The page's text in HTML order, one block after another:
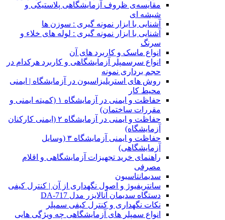
مقایسه‌ی ظروف آزمایشگاهی پلاستیکی و
شیشه ای
آشنایی با ابزار نمونه گیری : سوزن ها
آشنایی با ابزار نمونه گیری : لوله های خلاء و
سرنگ
انواع ماسک و کاربرد های آن
انواع سرسمپلر آزمایشگاهی و کاربرد هرکدام در
حجم برداری نمونه
روش های استریلیزاسیون در آزمایشگاه | ایمنی
محیط کار
حفاظت و ایمنی در آزمایشگاه ۱ (کمیته ایمنی و
مقررات ساختمان)
حفاظت و ایمنی در آزمایشگاه ۲ (ایمنی کارکنان
آزمایشگاه)
حفاظت و ایمنی آزمایشگاه ۳ (وسایل
آزمایشگاهی)
راهنمای خرید تجهیزات آزمایشگاهی و اقلام
مصرفی
سدیمانتاسیون
سانتریفیوژ و اصول نگهداری از آن | کنترل کیفی
دستگاه سدیمان آنالایزر مدل DA-717
نکات نگهداری و کنترل کیفی سمپلر
انواع سمپلر های آزمایشگاهی چه ویژگی هایی